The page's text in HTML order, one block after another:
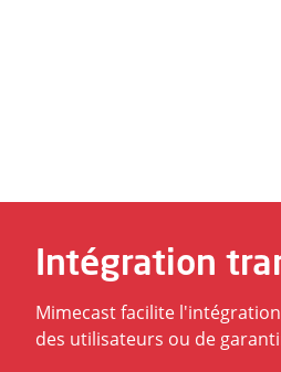
Intégration
Mimecast facilite
des utilisateurs ou de